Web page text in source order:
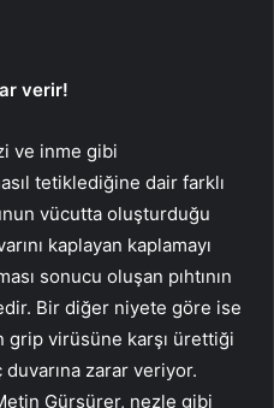
verir!
ve inme gibi
tetiklediğine dair farklı
vücutta oluşturduğu
kaplayan kaplamayı
sonucu oluşan pıhtının
Bir diğer niyete göre ise
grip virüsüne karşı ürettiği
zarar veriyor.
Gürsürer, nezle gibi